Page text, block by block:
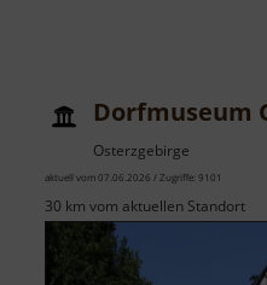
Dorfmuseum
Osterzgebirge
aktuell vom 07.06.2026 / Zugriffe: 9101
30 km vom aktuellen Standort